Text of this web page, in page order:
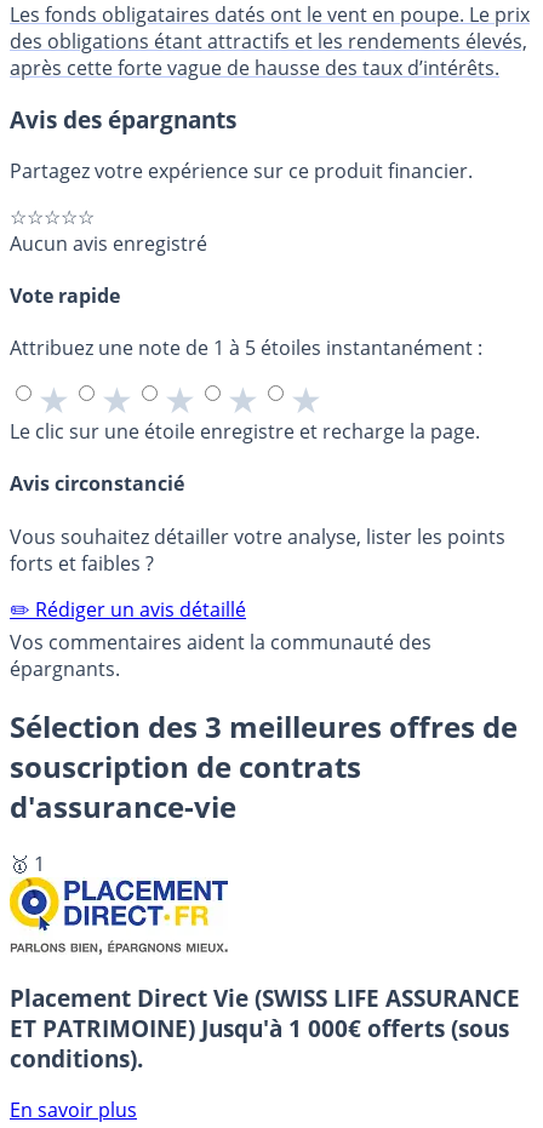
Les fonds obligataires datés ont le vent en poupe. Le prix
des obligations étant attractifs et les rendements élevés,
après cette forte vague de hausse des taux d’intérêts.
Avis des épargnants
Partagez votre expérience sur ce produit financier.
☆☆☆☆☆
Aucun avis enregistré
Vote rapide
Attribuez une note de 1 à 5 étoiles instantanément :
★ ★ ★ ★ ★
Le clic sur une étoile enregistre et recharge la page.
Avis circonstancié
Vous souhaitez détailler votre analyse, lister les points
forts et faibles ?
✏️ Rédiger un avis détaillé
Vos commentaires aident la communauté des
épargnants.
Sélection des 3 meilleures offres de
souscription de contrats
d'assurance-vie
🥇 1
Placement Direct Vie (SWISS LIFE ASSURANCE
ET PATRIMOINE) Jusqu'à 1 000€ offerts (sous
conditions).
En savoir plus